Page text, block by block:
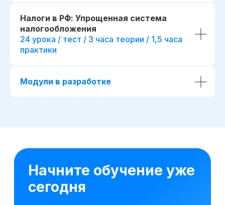
Налоги в РФ: Упрощенная система
налогообложения
24 урока / тест / 3 часа теории / 1,5 часа
практики
Модули в разработке
В рассрочку на 18 месяцев
r111104.001/мес
fr111104.001
Возможность получить диплом
международного образца
fr140091.000
В рассрочку на 18 месяцев
Оплатить